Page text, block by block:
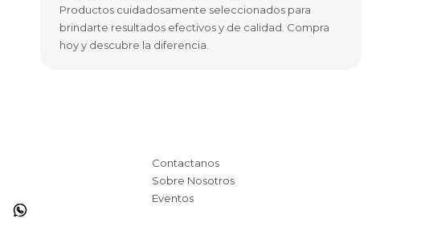
Productos cuidadosamente seleccionados para
brindarte resultados efectivos y de calidad. Compra
hoy y descubre la diferencia.
Contactanos
Sobre Nosotros
Eventos